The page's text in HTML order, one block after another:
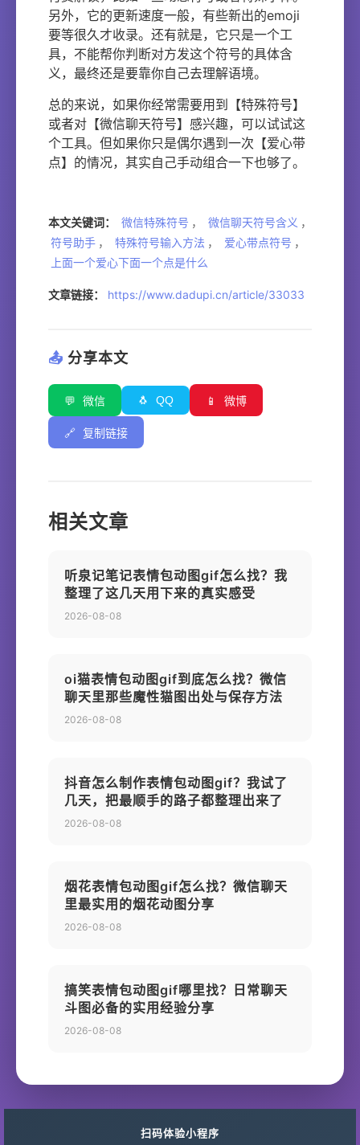
另外，它的更新速度一般，有些新出的emoji
要等很久才收录。还有就是，它只是一个工
具，不能帮你判断对方发这个符号的具体含
义，最终还是要靠你自己去理解语境。
总的来说，如果你经常需要用到【特殊符号】
或者对【微信聊天符号】感兴趣，可以试试这
个工具。但如果你只是偶尔遇到一次【爱心带
点】的情况，其实自己手动组合一下也够了。
本文关键词： 微信特殊符号 ， 微信聊天符号含义 ，
符号助手 ， 特殊符号输入方法 ， 爱心带点符号 ，
上面一个爱心下面一个点是什么
文章链接： https://www.dadupi.cn/article/33033
📤 分享本文
💬 微信 🐧 QQ 📱 微博
🔗 复制链接
相关文章
听泉记笔记表情包动图gif怎么找？我
整理了这几天用下来的真实感受
2026-08-08
oi猫表情包动图gif到底怎么找？微信
聊天里那些魔性猫图出处与保存方法
2026-08-08
抖音怎么制作表情包动图gif？我试了
几天，把最顺手的路子都整理出来了
2026-08-08
烟花表情包动图gif怎么找？微信聊天
里最实用的烟花动图分享
2026-08-08
搞笑表情包动图gif哪里找？日常聊天
斗图必备的实用经验分享
2026-08-08
扫码体验小程序